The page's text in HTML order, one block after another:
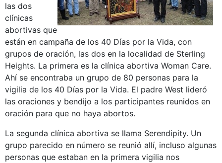
las dos
clínicas
abortivas que
están en campaña de los 40 Días por la Vida, con
grupos de oración, las dos en la localidad de Sterling
Heights. La primera es la clínica abortiva Woman Care.
Ahí se encontraba un grupo de 80 personas para la
vigilia de los 40 Días por la Vida. El padre West lideró
las oraciones y bendijo a los participantes reunidos en
oración para que no haya abortos.
La segunda clínica abortiva se llama Serendipity. Un
grupo parecido en número se reunió allí, incluso algunas
personas que estaban en la primera vigilia nos